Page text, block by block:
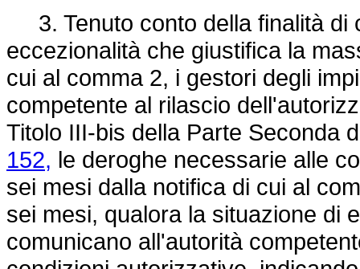
3. Tenuto conto della finalità di
eccezionalità che giustifica la
cui al comma 2, i gestori degli
competente al rilascio
Titolo III-bis della Parte Seconda
152, le deroghe necessarie alle
sei mesi dalla notifica di cui al
sei mesi, qualora la situazione di
comunicano all'autorità